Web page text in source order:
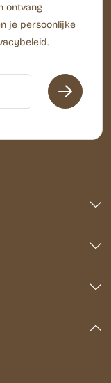
ontvang
je persoonlijke